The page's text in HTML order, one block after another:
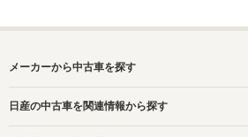
メーカーから中古車を探す
日産の中古車を関連情報から探す